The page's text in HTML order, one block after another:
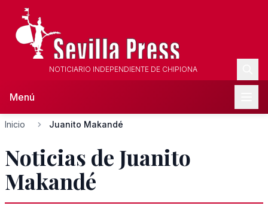
NOTICIARIO INDEPENDIENTE DE CHIPIONA
Menú
Inicio Juanito Makandé
Noticias de Juanito
Makandé